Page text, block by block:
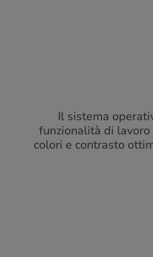
Il sistema
funzionalità di
colori e contrasto